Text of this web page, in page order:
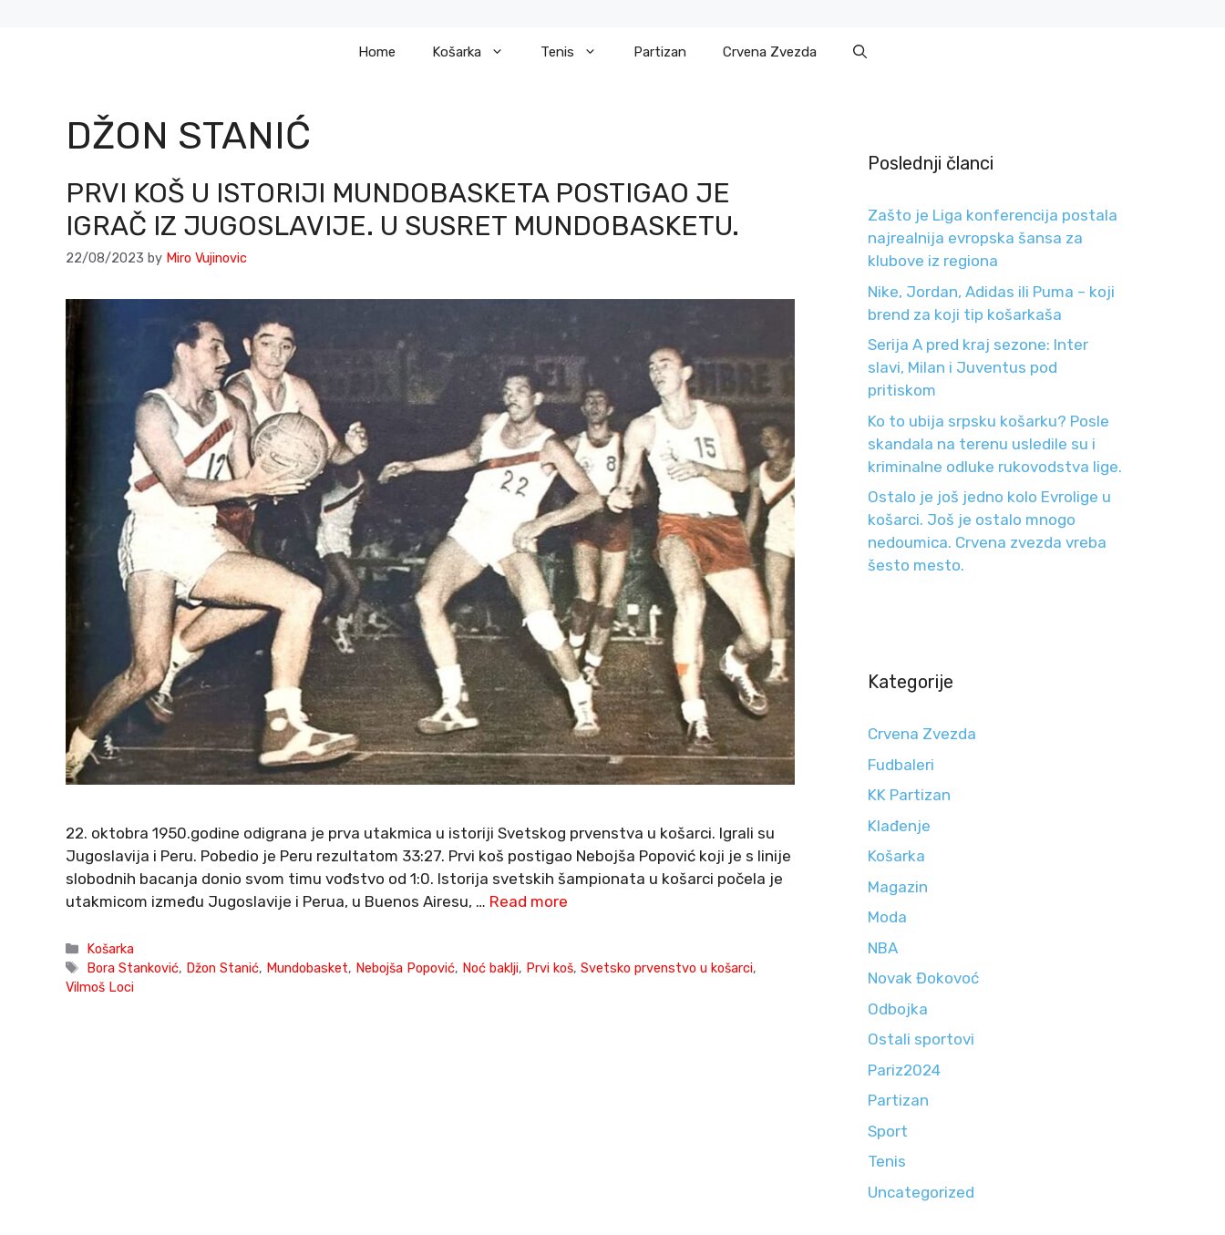
Home Košarka Tenis Partizan Crvena Zvezda
DŽON STANIĆ
PRVI KOŠ U ISTORIJI MUNDOBASKETA POSTIGAO JE
IGRAČ IZ JUGOSLAVIJE. U SUSRET MUNDOBASKETU.
22/08/2023 by Miro Vujinovic
22. oktobra 1950.godine odigrana je prva utakmica u istoriji Svetskog prvenstva u košarci. Igrali su
Jugoslavija i Peru. Pobedio je Peru rezultatom 33:27. Prvi koš postigao Nebojša Popović koji je s linije
slobodnih bacanja donio svom timu vođstvo od 1:0. Istorija svetskih šampionata u košarci počela je
utakmicom između Jugoslavije i Perua, u Buenos Airesu, … Read more
Categories
Košarka
Tags
Bora Stanković, Džon Stanić, Mundobasket, Nebojša Popović, Noć baklji, Prvi koš,Svetsko prvenstvo u košarci,
Vilmoš Loci
Poslednji članci
Zašto je Liga konferencija postala
najrealnija evropska šansa za
klubove iz regiona
Nike, Jordan, Adidas ili Puma – koji
brend za koji tip košarkaša
Serija A pred kraj sezone: Inter
slavi, Milan i Juventus pod
pritiskom
Ko to ubija srpsku košarku? Posle
skandala na terenu usledile su i
kriminalne odluke rukovodstva lige.
Ostalo je još jedno kolo Evrolige u
košarci. Još je ostalo mnogo
nedoumica. Crvena zvezda vreba
šesto mesto.
Kategorije
Crvena Zvezda
Fudbaleri
KK Partizan
Klađenje
Košarka
Magazin
Moda
NBA
Novak Đokovoć
Odbojka
Ostali sportovi
Pariz2024
Partizan
Sport
Tenis
Uncategorized